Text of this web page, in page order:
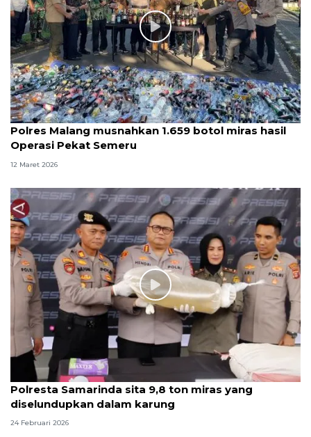
Polres Malang musnahkan 1.659 botol miras hasil
Operasi Pekat Semeru
12 Maret 2026
Polresta Samarinda sita 9,8 ton miras yang
diselundupkan dalam karung
24 Februari 2026